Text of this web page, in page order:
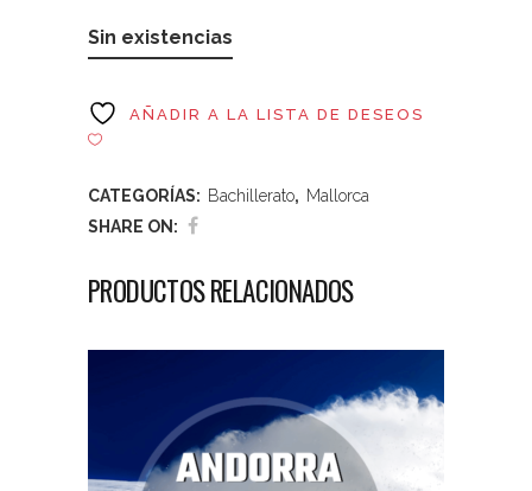
Sin existencias
AÑADIR A LA LISTA DE DESEOS
CATEGORÍAS: Bachillerato, Mallorca
SHARE ON:
PRODUCTOS RELACIONADOS